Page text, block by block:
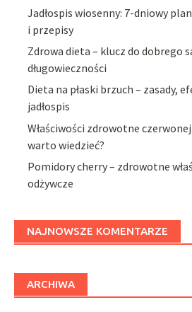
Jadłospis wiosenny: 7-dniowy
i przepisy
Zdrowa dieta – klucz do dobrego
długowieczności
Dieta na płaski brzuch – zasady,
jadłospis
Właściwości zdrowotne
warto wiedzieć?
Pomidory cherry – zdrowotne
odżywcze
NAJNOWSZE KOMENTARZE
ARCHIWA